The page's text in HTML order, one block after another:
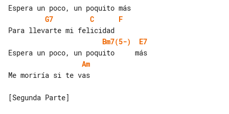
G7
C
F
Bm7(5-)
E7
Am
Me moriría si te vas
[Segunda Parte]